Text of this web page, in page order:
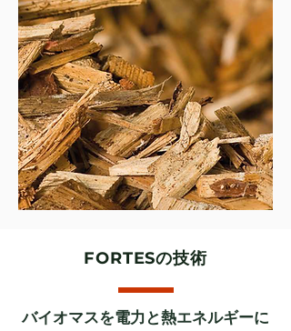
FORTESの技術
バイオマスを電力と熱エネルギーに